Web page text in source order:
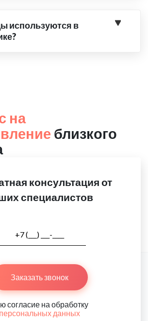
используются в
на
близкого
консультация от
специалистов
Заказать звонок
согласие на обработку
персональных данных